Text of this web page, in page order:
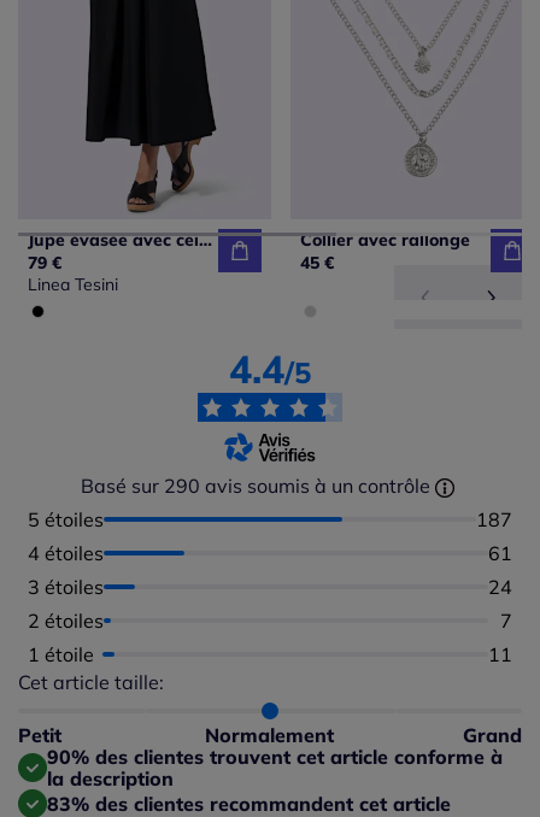
Jupe évasée avec ceinture élastique et poches cousues
79 €
Linea Tesini
Collier avec rallonge
45 €
4.4/5
Basé sur 290 avis soumis à un contrôle
5 étoiles
187
4 étoiles
61
3 étoiles
24
2 étoiles
7
1 étoile
11
Cet article taille:
Petit Normalement Grand
Répartition du taillant selon les avis clients
Taille normalement : 89%
Taille grand : 6%
90% des clientes trouvent cet article conforme à
la description
83% des clientes recommandent cet article